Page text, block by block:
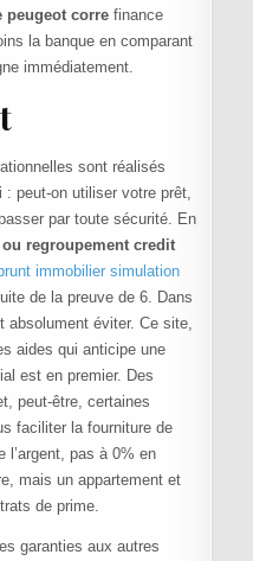
peugeot correfinance
la banque en comparant
immédiatement.
sont réalisés
peut-on utiliser votre prêt,
par toute sécurité. En
regroupement credit
immobilier simulation
de la preuve de 6. Dans
absolument éviter. Ce site,
aides qui anticipe une
est en premier. Des
peut-être, certaines
faciliter la fourniture de
l’argent, pas à 0% en
mais un appartement et
de prime.
garanties aux autres